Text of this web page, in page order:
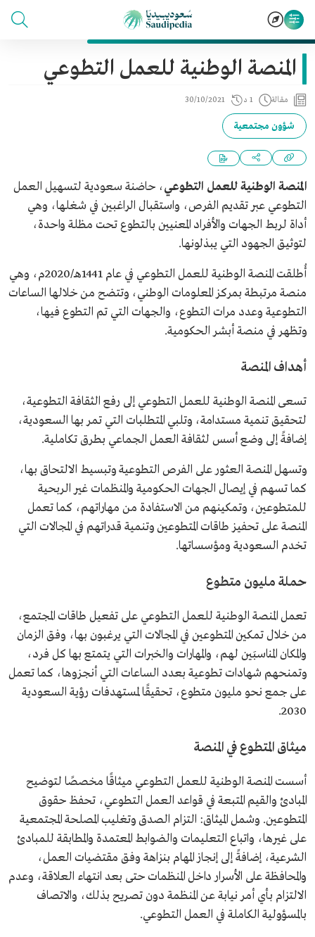
المنصة الوطنية للعمل التطوعي
مقالة 1 د 30/10/2021
شؤون مجتمعية
المنصة الوطنية للعمل التطوعي، حاضنة سعودية لتسهيل العمل
التطوعي عبر تقديم الفرص، واستقبال الراغبين في شغلها، وهي
أداة لربط الجهات والأفراد المعنيين بالتطوع تحت مظلة واحدة،
لتوثيق الجهود التي يبذلونها.
أُطلقت المنصة الوطنية للعمل التطوعي في عام 1441هـ/2020م، وهي
منصة مرتبطة بمركز المعلومات الوطني، وتتضح من خلالها الساعات
التطوعية وعدد مرات التطوع، والجهات التي تم التطوع فيها،
وتظهر في منصة أبشر الحكومية.
أهداف المنصة
تسعى المنصة الوطنية للعمل التطوعي إلى رفع الثقافة التطوعية،
لتحقيق تنمية مستدامة، وتلبي المتطلبات التي تمر بها السعودية،
إضافةً إلى وضع أسس لثقافة العمل الجماعي بطرق تكاملية.
وتسهل المنصة العثور على الفرص التطوعية وتبسيط الالتحاق بها،
كما تسهم في إيصال الجهات الحكومية والمنظمات غير الربحية
للمتطوعين، وتمكينهم من الاستفادة من مهاراتهم، كما تعمل
المنصة على تحفيز طاقات المتطوعين وتنمية قدراتهم في المجالات التي
تخدم السعودية ومؤسساتها.
حملة مليون متطوع
تعمل المنصة الوطنية للعمل التطوعي على تفعيل طاقات المجتمع،
من خلال تمكين المتطوعين في المجالات التي يرغبون بها، وفق الزمان
والمكان المناسبَين لهم، والمهارات والخبرات التي يتمتع بها كل فرد،
وتمنحهم شهادات تطوعية بعدد الساعات التي أنجزوها، كما تعمل
على جمع نحو مليون متطوع، تحقيقًا لمستهدفات رؤية السعودية
2030.
ميثاق المتطوع في المنصة
أسست المنصة الوطنية للعمل التطوعي ميثاقًا مخصصًا لتوضيح
المبادئ والقيم المتبعة في قواعد العمل التطوعي، تحفظ حقوق
المتطوعين. وشمل الميثاق: التزام الصدق وتغليب المصلحة المجتمعية
على غيرها، واتباع التعليمات والضوابط المعتمدة والمطابقة للمبادئ
الشرعية، إضافةً إلى إنجاز المهام بنزاهة وفق مقتضيات العمل،
والمحافظة على الأسرار داخل المنظمات حتى بعد انتهاء العلاقة، وعدم
الالتزام بأي أمر نيابة عن المنظمة دون تصريح بذلك، والاتصاف
بالمسؤولية الكاملة في العمل التطوعي.